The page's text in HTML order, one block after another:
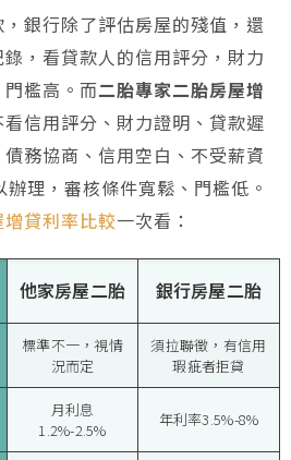
銀行除了評估房屋的殘值，還
，看貸款人的信用評分，財力
檻高。而二胎專家二胎房屋增
看信用評分、財力證明、貸款遲
務協商、信用空白、不受薪資
理，審核條件寬鬆、門檻低。
增貸利率比較一次看：
他家房屋二胎 銀行房屋二胎
標準不一，視情
況而定
須拉聯徵，有信用
瑕疵者拒貸
月利息
1.2%-2.5%
年利率3.5%-8%